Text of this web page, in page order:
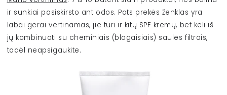
ir sunkiai pasiskirsto ant odos. Pats prekės ženklas yra
labai gerai vertinamas, jie turi ir kitų SPF kremų, bet keli iš
jų kombinuoti su cheminiais (blogaisiais) saulės filtrais,
todėl neapsigaukite.